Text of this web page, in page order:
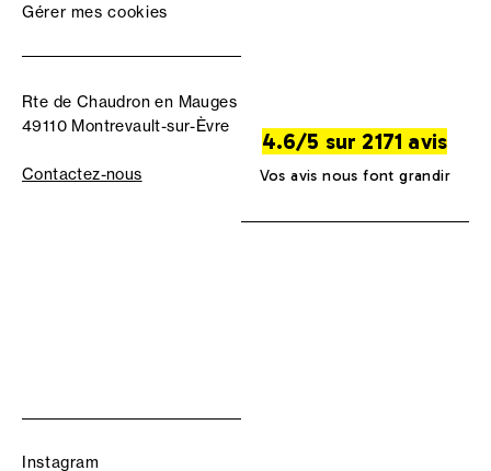
Gérer mes cookies
Rte de Chaudron en Mauges
49110 Montrevault-sur-Èvre
Contactez-nous
4.6/5 sur 2171 avis
Vos avis nous font grandir
Instagram